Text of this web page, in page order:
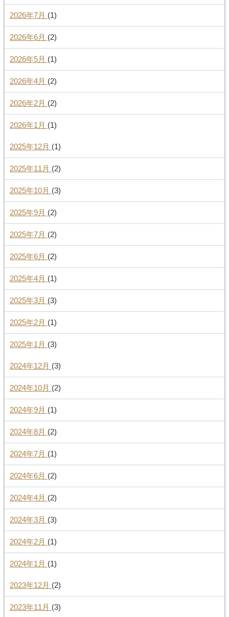
2026年7月 (1)
2026年6月 (2)
2026年5月 (1)
2026年4月 (2)
2026年2月 (2)
2026年1月 (1)
2025年12月 (1)
2025年11月 (2)
2025年10月 (3)
2025年9月 (2)
2025年7月 (2)
2025年6月 (2)
2025年4月 (1)
2025年3月 (3)
2025年2月 (1)
2025年1月 (3)
2024年12月 (3)
2024年10月 (2)
2024年9月 (1)
2024年8月 (2)
2024年7月 (1)
2024年6月 (2)
2024年4月 (2)
2024年3月 (3)
2024年2月 (1)
2024年1月 (1)
2023年12月 (2)
2023年11月 (3)